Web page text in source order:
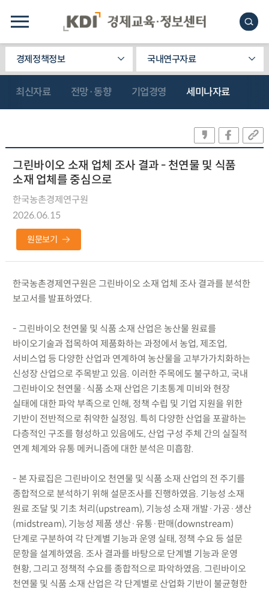
경제정책정보 국내연구자료
최신자료 전망·동향 기업경영 세미나자료
그린바이오 소재 업체 조사 결과 - 천연물 및 식품
소재 업체를 중심으로
한국농촌경제연구원
2026.06.15
원문보기
한국농촌경제연구원은 그린바이오 소재 업체 조사 결과를 분석한
보고서를 발표하였다.
- 그린바이오 천연물 및 식품 소재 산업은 농산물 원료를
바이오기술과 접목하여 제품화하는 과정에서 농업, 제조업,
서비스업 등 다양한 산업과 연계하여 농산물을 고부가가치화하는
신성장 산업으로 주목받고 있음. 이러한 주목에도 불구하고, 국내
그린바이오 천연물·식품 소재 산업은 기초통계 미비와 현장
실태에 대한 파악 부족으로 인해, 정책 수립 및 기업 지원을 위한
기반이 전반적으로 취약한 실정임. 특히 다양한 산업을 포괄하는
다층적인 구조를 형성하고 있음에도, 산업 구성 주체 간의 실질적
연계 체계와 유통 메커니즘에 대한 분석은 미흡함.
- 본 자료집은 그린바이오 천연물 및 식품 소재 산업의 전 주기를
종합적으로 분석하기 위해 설문조사를 진행하였음. 기능성 소재
원료 조달 및 기초 처리(upstream), 기능성 소재 개발·가공·생산
(midstream), 기능성 제품 생산·유통·판매(downstream)
단계로 구분하여 각 단계별 기능과 운영 실태, 정책 수요 등 설문
문항을 설계하였음. 조사 결과를 바탕으로 단계별 기능과 운영
현황, 그리고 정책적 수요를 종합적으로 파악하였음. 그린바이오
천연물 및 식품 소재 산업은 각 단계별로 산업화 기반이 불균형한